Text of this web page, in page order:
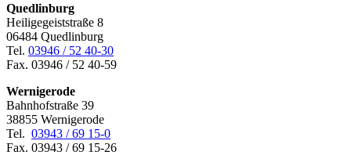
Quedlinburg
Heiligegeiststraße 8
06484 Quedlinburg
Tel. 03946 / 52 40-30
Fax. 03946 / 52 40-59
Wernigerode
Bahnhofstraße 39
38855 Wernigerode
Tel. 03943 / 69 15-0
Fax. 03943 / 69 15-26